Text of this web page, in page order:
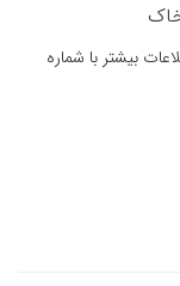
بیشتر با شماره